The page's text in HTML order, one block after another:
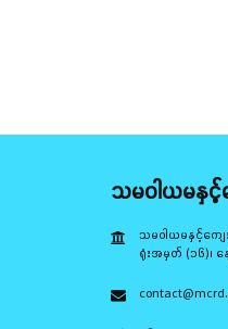
သမဝါယမနှင့်
သမဝါယမနှင့်ကျေ
ရုံးအမှတ် (၁၆)၊ န